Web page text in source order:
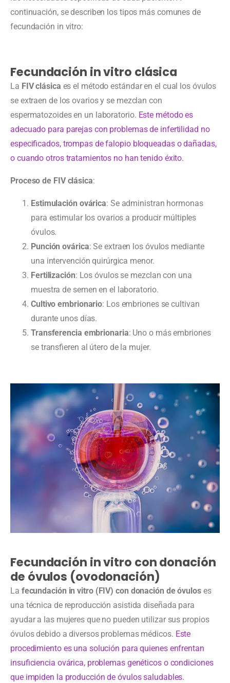
continuación, se describen los tipos más comunes de
fecundación in vitro:
Fecundación in vitro clásica
La FIV clásica es el método estándar en el cual los óvulos
se extraen de los ovarios y se mezclan con
espermatozoides en un laboratorio. Este método es
adecuado para parejas con problemas de infertilidad no
especificados, trompas de falopio bloqueadas o dañadas,
o cuando otros tratamientos no han tenido éxito.
Proceso de FIV clásica:
Estimulación ovárica: Se administran hormonas
para estimular los ovarios a producir múltiples
óvulos.
Punción ovárica: Se extraen los óvulos mediante
una intervención quirúrgica menor.
Fertilización: Los óvulos se mezclan con una
muestra de semen en el laboratorio.
Cultivo embrionario: Los embriones se cultivan
durante unos días.
Transferencia embrionaria: Uno o más embriones
se transfieren al útero de la mujer.
Fecundación in vitro con donación
de óvulos (ovodonación)
La fecundación in vitro (FIV) con donación de óvuloses
una técnica de reproducción asistida diseñada para
ayudar a las mujeres que no pueden utilizar sus propios
óvulos debido a diversos problemas médicos. Este
procedimiento es una solución para quienes enfrentan
insuficiencia ovárica, problemas genéticos o condiciones
que impiden la producción de óvulos saludables.